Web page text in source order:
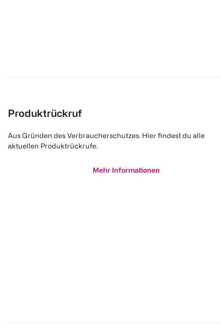
Produktrückruf
Aus Gründen des Verbraucherschutzes. Hier findest du alle
aktuellen Produktrückrufe.
Mehr Informationen